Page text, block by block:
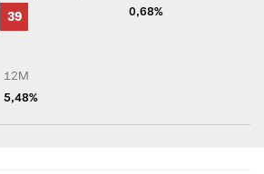
39
0,68%
12M
5,48%